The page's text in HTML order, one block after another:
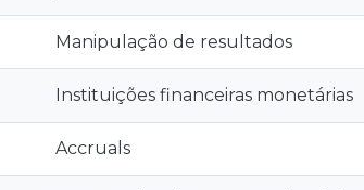
Manipulação de resultados
Instituições financeiras monetárias
Accruals